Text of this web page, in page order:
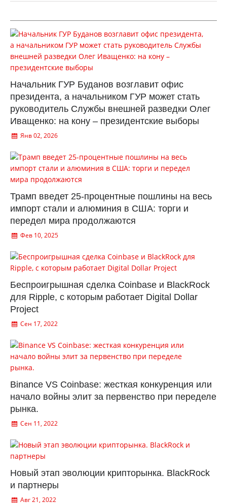
Начальник ГУР Буданов возглавит офис
президента, а начальником ГУР может стать
руководитель Службы внешней разведки Олег
Иващенко: на кону – президентские выборы
Янв 02, 2026
Трамп введет 25-процентные пошлины на весь
импорт стали и алюминия в США: торги и
передел мира продолжаются
Фев 10, 2025
Беспроигрышная сделка Coinbase и BlackRock
для Ripple, с которым работает Digital Dollar
Project
Сен 17, 2022
Binance VS Coinbase: жесткая конкуренция или
начало войны элит за первенство при переделе
рынка.
Сен 11, 2022
Новый этап эволюции крипторынка. BlackRock
и партнеры
Авг 21, 2022